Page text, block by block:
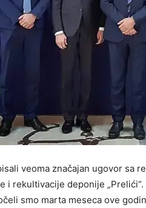
veoma značajan ugovor sa
i rekultivacije deponije „Prelići“.
smo marta meseca ove